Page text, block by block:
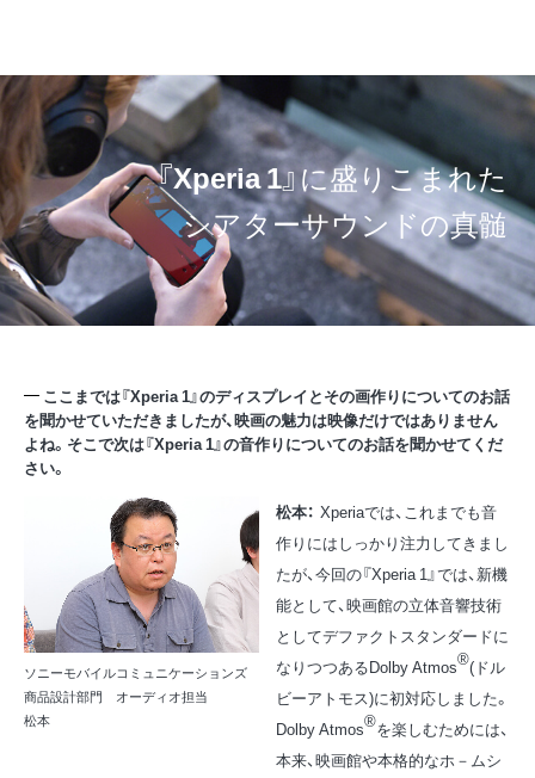
『Xperia 1』に盛りこまれた
シアターサウンドの真髄
ここまでは『Xperia 1』のディスプレイとその画作りについてのお話
を聞かせていただきましたが、映画の魅力は映像だけではありません
よね。そこで次は『Xperia 1』の音作りについてのお話を聞かせてくだ
さい。
ソニーモバイルコミュニケーションズ
商品設計部門 オーディオ担当
松本
松本： Xperiaでは、これまでも音
作りにはしっかり注力してきまし
たが、今回の『Xperia 1』では、新機
能として、映画館の立体音響技術
としてデファクトスタンダードに
なりつつあるDolby Atmos®(ドル
ビーアトモス)に初対応しました。
Dolby Atmos®を楽しむためには、
本来、映画館や本格的なホ－ムシ